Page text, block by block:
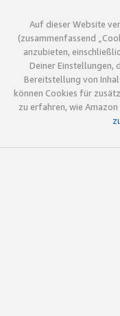
Auf dieser Website
(zusammenfassend
anzubieten,
Deiner Einstellungen,
Bereitstellung von
können Cookies für
zu erfahren, wie